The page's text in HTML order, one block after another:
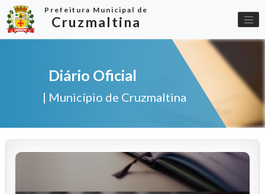
Prefeitura Municipal de
Cruzmaltina
Diário Oficial
| Município de Cruzmaltina